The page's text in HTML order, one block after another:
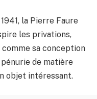
la Pierre Faure
les privations,
sa conception
de matière
objet intéressant.